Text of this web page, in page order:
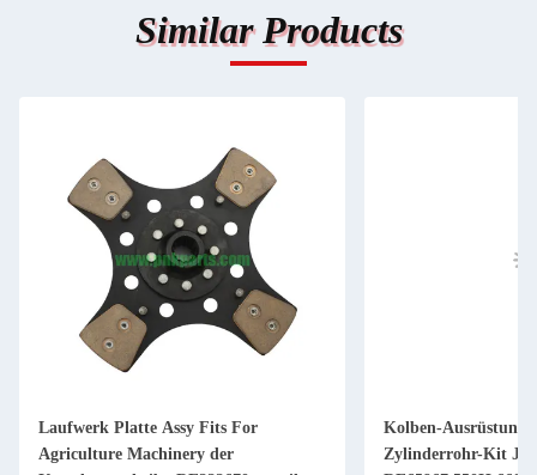
Similar Products
Laufwerk Platte Assy Fits For
Agriculture Machinery der
Kolben-Ausrüstung
Zylinderrohr-Kit JDs